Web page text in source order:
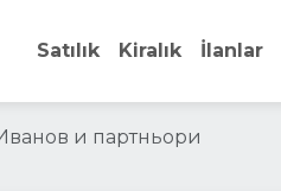
Satılık Kiralık İlanlar
и партньори